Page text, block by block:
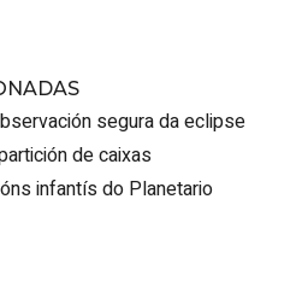
segura da eclipse
de caixas
infantís do Planetario